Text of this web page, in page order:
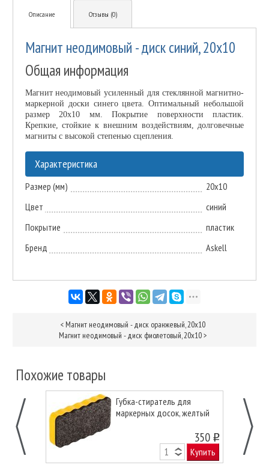
Описание Отзывы (0)
Магнит неодимовый - диск синий, 20х10
Общая информация
Магнит неодимовый усиленный для стеклянной магнитно-
маркерной доски синего цвета. Оптимальный небольшой
размер 20х10 мм. Покрытие поверхности пластик.
Крепкие, стойкие к внешним воздействиям, долговечные
магниты с высокой степенью сцепления.
Характеристика
Размер (мм)
20х10
Цвет
синий
Покрытие
пластик
Бренд
Askell
< Магнит неодимовый - диск оранжевый, 20х10
Магнит неодимовый - диск фиолетовый, 20х10>
Похожие товары
Губка-стиратель для
маркерных досок, желтый
350 o
Купить